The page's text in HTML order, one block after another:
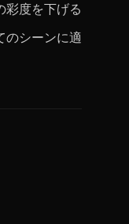
彩度を下げる
のシーンに適